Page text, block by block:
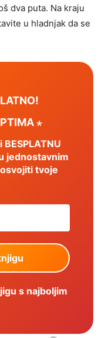
dva puta. Na kraju
u hladnjak da se
⋆
jednostavnim
tvoje
s najboljim